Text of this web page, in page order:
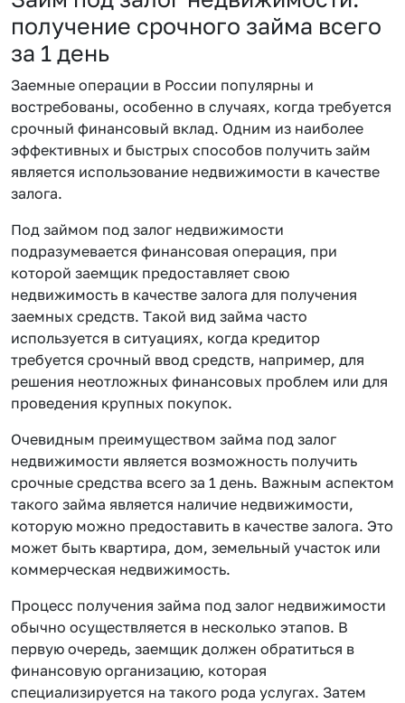
получение срочного займа всего
за 1 день
Заемные операции в России популярны и
востребованы, особенно в случаях, когда требуется
срочный финансовый вклад. Одним из наиболее
эффективных и быстрых способов получить займ
является использование недвижимости в качестве
залога.
Под займом под залог недвижимости
подразумевается финансовая операция, при
которой заемщик предоставляет свою
недвижимость в качестве залога для получения
заемных средств. Такой вид займа часто
используется в ситуациях, когда кредитор
требуется срочный ввод средств, например, для
решения неотложных финансовых проблем или для
проведения крупных покупок.
Очевидным преимуществом займа под залог
недвижимости является возможность получить
срочные средства всего за 1 день. Важным аспектом
такого займа является наличие недвижимости,
которую можно предоставить в качестве залога. Это
может быть квартира, дом, земельный участок или
коммерческая недвижимость.
Процесс получения займа под залог недвижимости
обычно осуществляется в несколько этапов. В
первую очередь, заемщик должен обратиться в
финансовую организацию, которая
специализируется на такого рода услугах. Затем